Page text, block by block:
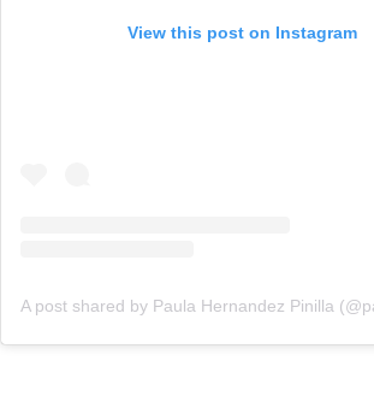
View this post on Instagram